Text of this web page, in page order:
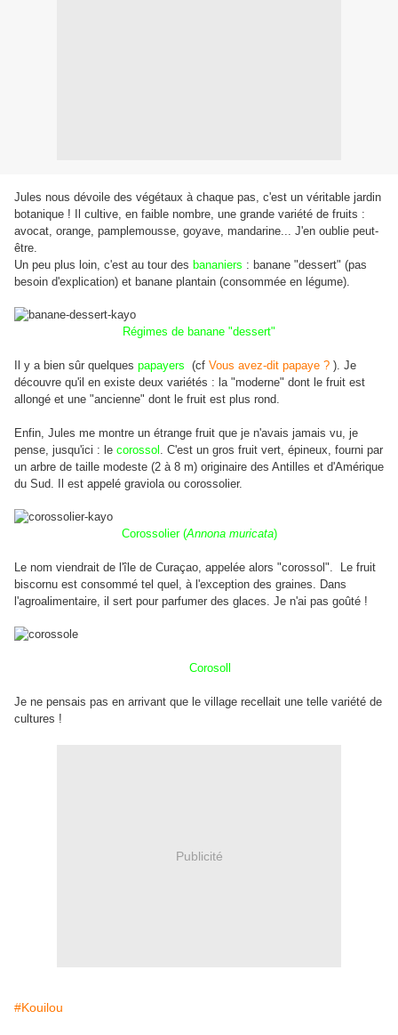
Jules nous dévoile des végétaux à chaque pas, c'est un véritable jardin
botanique ! Il cultive, en faible nombre, une grande variété de fruits :
avocat, orange, pamplemousse, goyave, mandarine... J'en oublie peut-
être.
Un peu plus loin, c'est au tour des bananiers : banane "dessert" (pas
besoin d'explication) et banane plantain (consommée en légume).
Régimes de banane "dessert"
Il y a bien sûr quelques papayers (cf Vous avez-dit papaye ? ). Je
découvre qu'il en existe deux variétés : la "moderne" dont le fruit est
allongé et une "ancienne" dont le fruit est plus rond.
Enfin, Jules me montre un étrange fruit que je n'avais jamais vu, je
pense, jusqu'ici : le corossol . C'est un gros fruit vert, épineux, fourni par
un arbre de taille modeste (2 à 8 m) originaire des Antilles et d'Amérique
du Sud. Il est appelé graviola ou corossolier.
Corossolier (Annona muricata)
Le nom viendrait de l'île de Curaçao, appelée alors "corossol". Le fruit
biscornu est consommé tel quel, à l'exception des graines. Dans
l'agroalimentaire, il sert pour parfumer des glaces. Je n'ai pas goûté !
Corosoll
Je ne pensais pas en arrivant que le village recellait une telle variété de
cultures !
Publicité
#Kouilou